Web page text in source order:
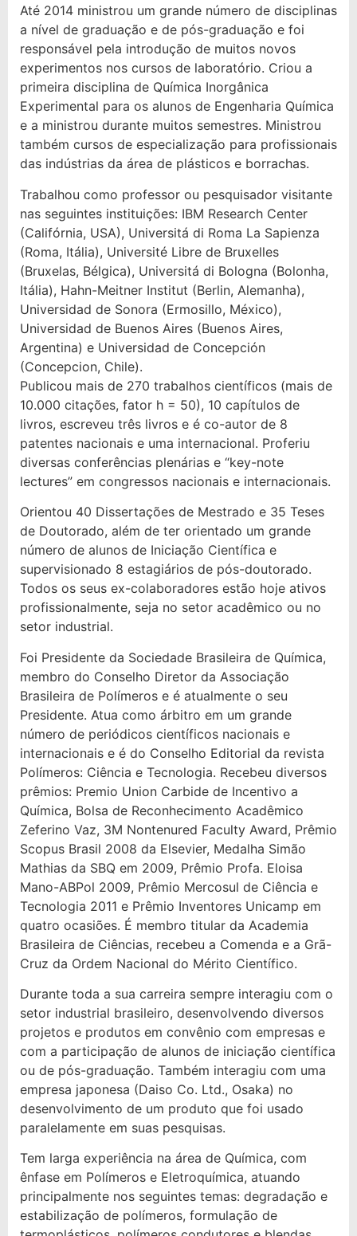
Até 2014 ministrou um grande número de disciplinas
a nível de graduação e de pós-graduação e foi
responsável pela introdução de muitos novos
experimentos nos cursos de laboratório. Criou a
primeira disciplina de Química Inorgânica
Experimental para os alunos de Engenharia Química
e a ministrou durante muitos semestres. Ministrou
também cursos de especialização para profissionais
das indústrias da área de plásticos e borrachas.
Trabalhou como professor ou pesquisador visitante
nas seguintes instituições: IBM Research Center
(Califórnia, USA), Universitá di Roma La Sapienza
(Roma, Itália), Université Libre de Bruxelles
(Bruxelas, Bélgica), Universitá di Bologna (Bolonha,
Itália), Hahn-Meitner Institut (Berlin, Alemanha),
Universidad de Sonora (Ermosillo, México),
Universidad de Buenos Aires (Buenos Aires,
Argentina) e Universidad de Concepción
(Concepcion, Chile).
Publicou mais de 270 trabalhos científicos (mais de
10.000 citações, fator h = 50), 10 capítulos de
livros, escreveu três livros e é co-autor de 8
patentes nacionais e uma internacional. Proferiu
diversas conferências plenárias e “key-note
lectures” em congressos nacionais e internacionais.
Orientou 40 Dissertações de Mestrado e 35 Teses
de Doutorado, além de ter orientado um grande
número de alunos de Iniciação Científica e
supervisionado 8 estagiários de pós-doutorado.
Todos os seus ex-colaboradores estão hoje ativos
profissionalmente, seja no setor acadêmico ou no
setor industrial.
Foi Presidente da Sociedade Brasileira de Química,
membro do Conselho Diretor da Associação
Brasileira de Polímeros e é atualmente o seu
Presidente. Atua como árbitro em um grande
número de periódicos científicos nacionais e
internacionais e é do Conselho Editorial da revista
Polímeros: Ciência e Tecnologia. Recebeu diversos
prêmios: Premio Union Carbide de Incentivo a
Química, Bolsa de Reconhecimento Acadêmico
Zeferino Vaz, 3M Nontenured Faculty Award, Prêmio
Scopus Brasil 2008 da Elsevier, Medalha Simão
Mathias da SBQ em 2009, Prêmio Profa. Eloisa
Mano-ABPol 2009, Prêmio Mercosul de Ciência e
Tecnologia 2011 e Prêmio Inventores Unicamp em
quatro ocasiões. É membro titular da Academia
Brasileira de Ciências, recebeu a Comenda e a Grã-
Cruz da Ordem Nacional do Mérito Científico.
Durante toda a sua carreira sempre interagiu com o
setor industrial brasileiro, desenvolvendo diversos
projetos e produtos em convênio com empresas e
com a participação de alunos de iniciação científica
ou de pós-graduação. Também interagiu com uma
empresa japonesa (Daiso Co. Ltd., Osaka) no
desenvolvimento de um produto que foi usado
paralelamente em suas pesquisas.
Tem larga experiência na área de Química, com
ênfase em Polímeros e Eletroquímica, atuando
principalmente nos seguintes temas: degradação e
estabilização de polímeros, formulação de